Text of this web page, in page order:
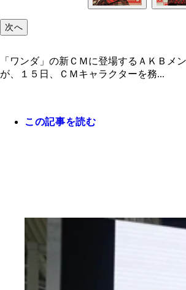
次へ
「ワンダ」の新ＣＭに登場するＡＫＢ
が、１５日、ＣＭキャラクターを務...
この記事を読む